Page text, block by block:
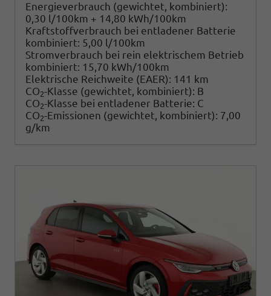
Energieverbrauch (gewichtet, kombiniert):
0,30 l/100km + 14,80 kWh/100km
Kraftstoffverbrauch bei entladener Batterie
kombiniert: 5,00 l/100km
Stromverbrauch bei rein elektrischem Betrieb
kombiniert: 15,70 kWh/100km
Elektrische Reichweite (EAER): 141 km
CO2-Klasse (gewichtet, kombiniert): B
CO2-Klasse bei entladener Batterie: C
CO2-Emissionen (gewichtet, kombiniert): 7,00
g/km